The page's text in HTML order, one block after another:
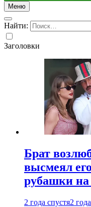
Меню
Найти:
Заголовки
Брат
высмеял
рубашки
2 года спустя2